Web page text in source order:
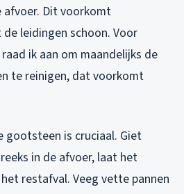
Dit voorkomt
leidingen schoon. Voor
ik aan om maandelijks de
te reinigen, dat voorkomt
gootsteen is cruciaal. Giet
in de afvoer, laat het
restafval. Veeg vette pannen